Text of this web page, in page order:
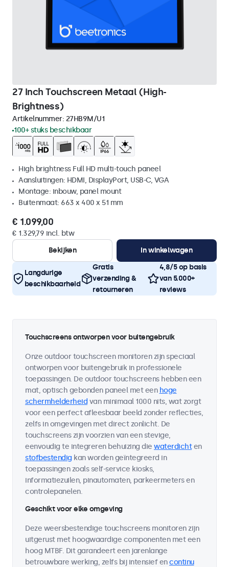
27 Inch Touchscreen Metaal (High-
Brightness)
Artikelnummer: 27HB9M/U1
100+ stuks beschikbaar
High brightness Full HD multi-touch paneel
Aansluitingen: HDMI, DisplayPort, USB-C, VGA
Montage: inbouw, panel mount
Buitenmaat: 663 x 400 x 51 mm
€ 1.099,00
€ 1.329,79 incl. btw
Bekijken
In winkelwagen
Langdurige
beschikbaarheid
Gratis
verzending &
retourneren
4,8/5 op basis
van 5.000+
reviews
Touchscreens ontworpen voor buitengebruik
Onze outdoor touchscreen monitoren zijn speciaal
ontworpen voor buitengebruik in professionele
toepassingen. De outdoor touchscreens hebben een
mat, optisch gebonden paneel met een hoge
schermhelderheid van minimaal 1000 nits, wat zorgt
voor een perfect afleesbaar beeld zonder reflecties,
zelfs in omgevingen met direct zonlicht. De
touchscreens zijn voorzien van een stevige,
eenvoudig te integreren behuizing die waterdichten
stofbestendig kan worden geïntegreerd in
toepassingen zoals self-service kiosks,
informatiezuilen, pinautomaten, parkeermeters en
controlepanelen.
Geschikt voor elke omgeving
Deze weersbestendige touchscreens monitoren zijn
uitgerust met hoogwaardige componenten met een
hoog MTBF. Dit garandeert een jarenlange
betrouwbare werking, zelfs bij intensief encontinu